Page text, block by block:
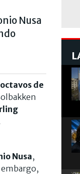
Nusa
de
Nusa,